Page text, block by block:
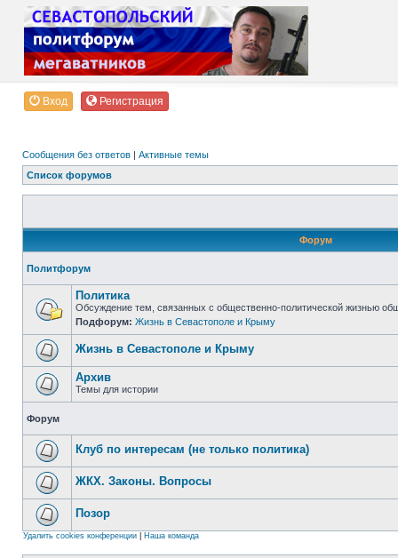
Вход Регистрация
Сообщения без ответов | Активные темы
Список форумов
Форум
Политфорум
Политика
Обсуждение тем, связанных с общественно-политической жизнью
Подфорум: Жизнь в Севастополе и Крыму
Жизнь в Севастополе и Крыму
Архив
Темы для истории
Форум
Клуб по интересам (не только политика)
ЖКХ. Законы. Вопросы
Позор
Удалить cookies конференции Наша команда